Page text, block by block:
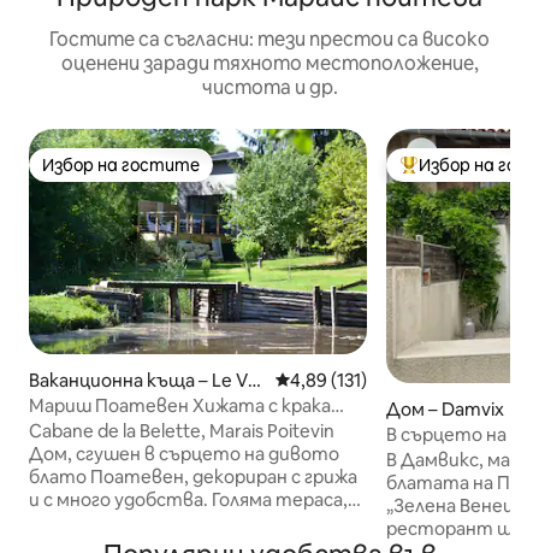
Гостите са съгласни: тези престои са високо
оценени заради тяхното местоположение,
чистота и др.
Избор на гостите
Избор на гостите
Ваканционна къща – Le Va
nneau-Irleau
Средна оценка: 4,89 от 5,
4,89 (131)
Мариш Поатевен Хижата с крака
във водата
Cabane de la Belette, Marais Poitevin
Дом, сгушен в сърцето на дивото
блато Поатевен, декориран с грижа
и с много удобства. Голяма тераса,
дъха гледка към частно езеро,
Най-популярен
Избор на
Дом – Damvix
В сърцето на
de l'école
В Дамвикс,
блатата на
„Зелена
ресторант ще